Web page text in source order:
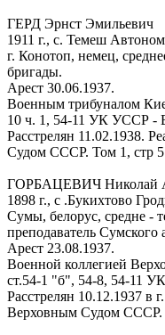
ГЕРД Эрнст Эмильевич
1911 г., с. Темеш
г. Конотоп, немец,
бригады.
Арест 30.06.1937.
Военным трибуналом
10 ч. 1, 54-11 УК УССР
Расстрелян 11.02.1938.
Судом СССР. Том 1, стр
ГОРБАЦЕВИЧ Николай
1898 г., с .Букихтово
Сумы, белорус, средне -
преподаватель
Арест 23.08.1937.
Военной коллегией
ст.54-1 "б", 54-8, 54-11
Расстрелян 10.12.1937 в
Верховным Судом СССР.